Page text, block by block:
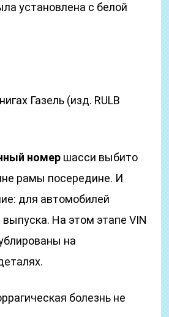
установлена ​​с белой
Газель (изд. RULB
номер шасси выбито
рамы посередине. И
для автомобилей
На этом этапе VIN
на
болезнь не